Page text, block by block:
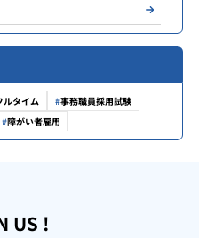
ルタイム
事務職員採用試験
障がい者雇用
US !